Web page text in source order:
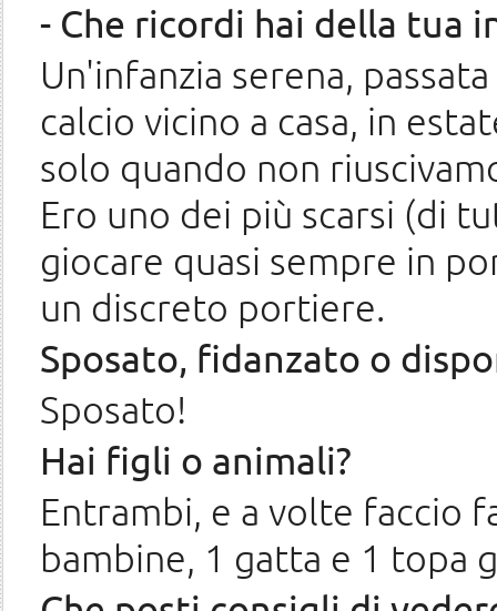
- Che ricordi hai della tua
Un'infanzia serena,
calcio vicino a casa, in
solo quando non
Ero uno dei più scarsi (di
giocare quasi sempre in
un discreto portiere.
Sposato, fidanzato o
Sposato!
Hai figli o animali?
Entrambi, e a volte faccio
bambine, 1 gatta e 1 topa